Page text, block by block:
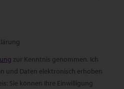
zur Kenntnis genommen. Ich
und Daten elektronisch erhoben
Sie können Ihre Einwilligung